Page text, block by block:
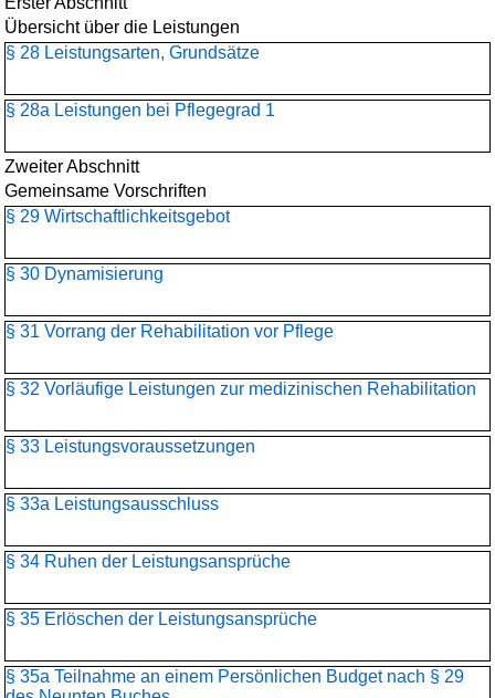
Übersicht über die Leistungen
§ 28 Leistungsarten, Grundsätze
§ 28a Leistungen bei Pflegegrad 1
Zweiter Abschnitt
Gemeinsame Vorschriften
§ 29 Wirtschaftlichkeitsgebot
§ 30 Dynamisierung
§ 31 Vorrang der Rehabilitation vor Pflege
§ 32 Vorläufige Leistungen zur medizinischen Rehabilitation
§ 33 Leistungsvoraussetzungen
§ 33a Leistungsausschluss
§ 34 Ruhen der Leistungsansprüche
§ 35 Erlöschen der Leistungsansprüche
§ 35a Teilnahme an einem Persönlichen Budget nach § 29